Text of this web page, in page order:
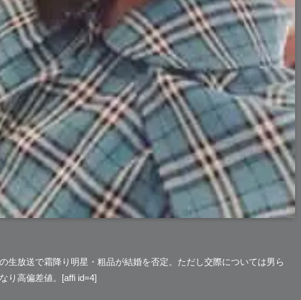
生放送で霜降り明星・粗品が結婚を否定。ただし交際については男ら
り高偏差値。[affi id=4]